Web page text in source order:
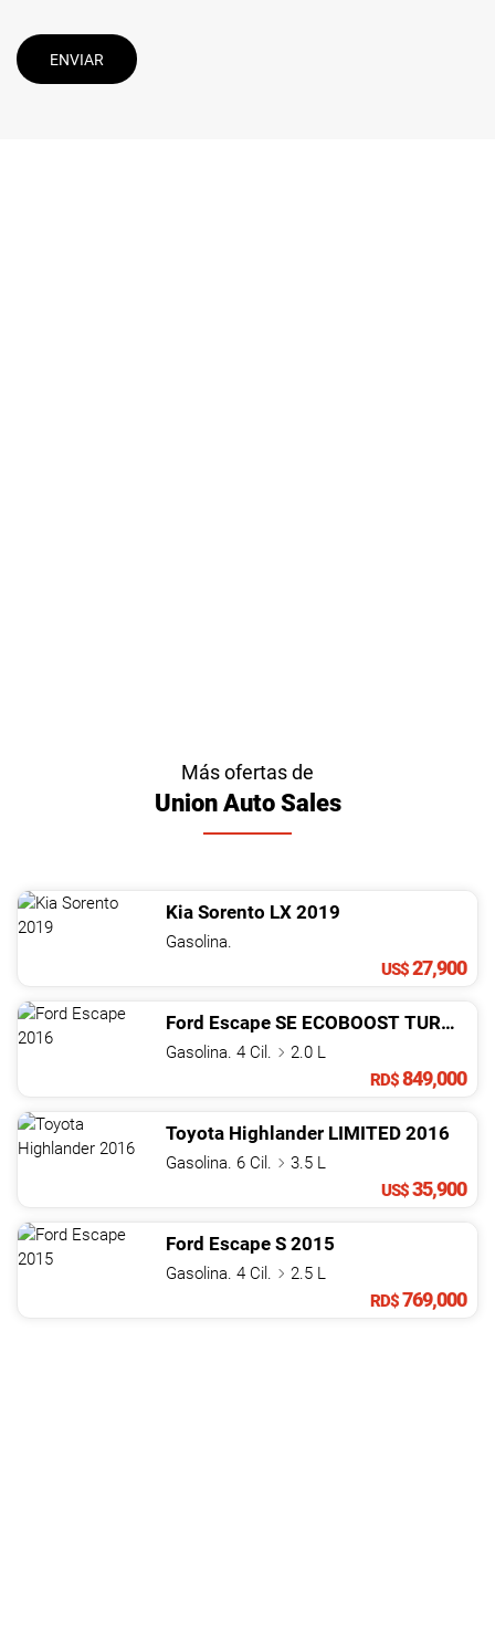
ENVIAR
Más ofertas de
Union Auto Sales
Kia Sorento LX 2019
Gasolina.
US$27,900
Ford Escape SE ECOBOOST TURBO
Gasolina. 4 Cil.
2.0 L
RD$849,000
Toyota Highlander LIMITED 2016
Gasolina. 6 Cil.
3.5 L
US$35,900
Ford Escape S 2015
Gasolina. 4 Cil.
2.5 L
RD$769,000